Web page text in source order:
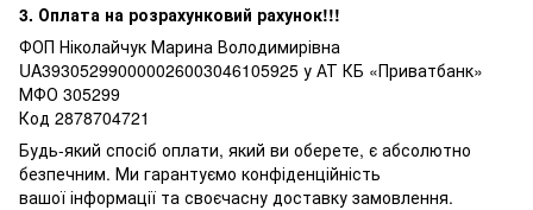
3. Оплата на розрахунковий рахунок!!!
ФОП Ніколайчук Марина Володимирівна
UA393052990000026003046105925 у АТ КБ «Приватбанк»
МФО 305299
Код 2878704721
Будь-який спосіб оплати, який ви оберете, є абсолютно
безпечним. Ми гарантуємо конфіденційність
вашої інформації та своєчасну доставку замовлення.